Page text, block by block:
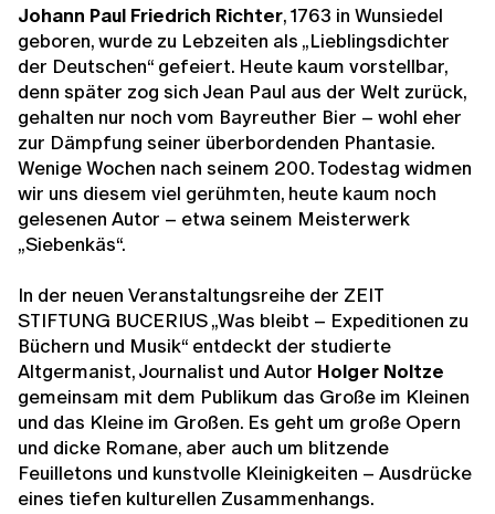
Johann Paul Friedrich Richter, 1763 in Wunsiedel
geboren, wurde zu Lebzeiten als „Lieblingsdichter
der Deutschen“ gefeiert. Heute kaum vorstellbar,
denn später zog sich Jean Paul aus der Welt zurück,
gehalten nur noch vom Bayreuther Bier – wohl eher
zur Dämpfung seiner überbordenden Phantasie.
Wenige Wochen nach seinem 200. Todestag widmen
wir uns diesem viel gerühmten, heute kaum noch
gelesenen Autor – etwa seinem Meisterwerk
„Siebenkäs“.
In der neuen Veranstaltungsreihe der ZEIT
STIFTUNG BUCERIUS „Was bleibt – Expeditionen zu
Büchern und Musik“ entdeckt der studierte
Altgermanist, Journalist und Autor Holger Noltze
gemeinsam mit dem Publikum das Große im Kleinen
und das Kleine im Großen. Es geht um große Opern
und dicke Romane, aber auch um blitzende
Feuilletons und kunstvolle Kleinigkeiten – Ausdrücke
eines tiefen kulturellen Zusammenhangs.